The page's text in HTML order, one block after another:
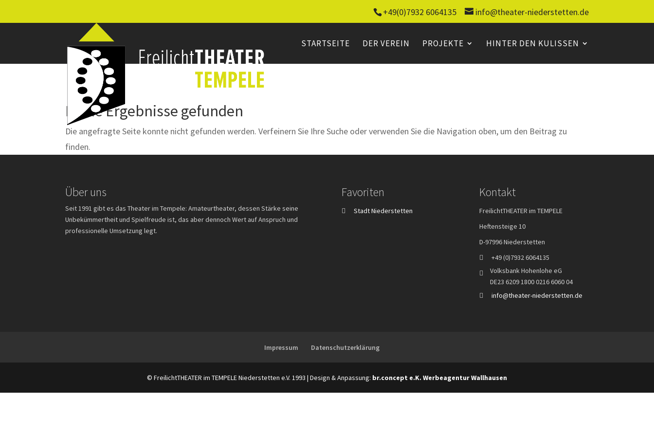
+49(0)7932 6064135 info@theater-niederstetten.de
STARTSEITE DER VEREIN PROJEKTE HINTER DEN KULISSEN
Keine Ergebnisse gefunden
Die angefragte Seite konnte nicht gefunden werden. Verfeinern Sie Ihre Suche oder verwenden Sie die Navigation oben, um den Beitrag zu
finden.
Über uns
Seit 1991 gibt es das Theater im Tempele: Amateurtheater, dessen Stärke seine
Unbekümmertheit und Spielfreude ist, das aber dennoch Wert auf Anspruch und
professionelle Umsetzung legt.
Favoriten
Stadt Niederstetten
Kontakt
FreilichtTHEATER im TEMPELE
Heftensteige 10
D-97996 Niederstetten
+49 (0)7932 6064135
Volksbank Hohenlohe eG
DE23 6209 1800 0216 6060 04
info@theater-niederstetten.de
Impressum Datenschutzerklärung
© FreilichtTHEATER im TEMPELE Niederstetten e.V. 1993 | Design & Anpassung: br.concept e.K. Werbeagentur Wallhausen